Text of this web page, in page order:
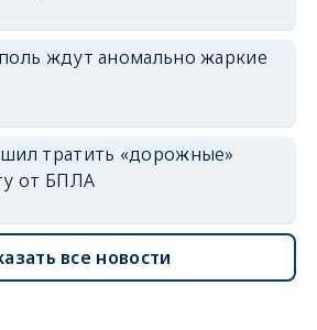
ждут аномально жаркие
тратить «дорожные»
от БПЛА
все новости